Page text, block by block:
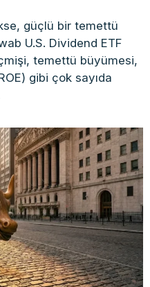
güçlü bir temettü
U.S. Dividend ETF
temettü büyümesi,
gibi çok sayıda